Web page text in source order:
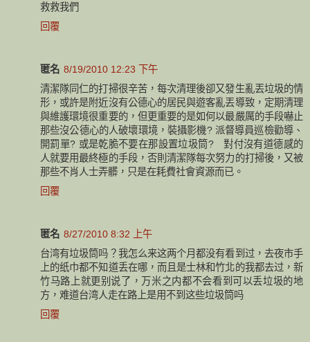
救救我們
回覆
匿名 8/19/2010 12:23 下午
清潔隊同仁的打掃很辛苦，每次清理後卻又發生亂丟垃圾的情
形，或許是附近沒有公德心的居民與遊客亂丟導致，定期清理
與維護環境很重要的，但更重要的是如何以最嚴厲的手段嚇止
那些沒公德心的人破壞環境，裝攝影機? 派督導員巡檢勸導、
開罰單? 或是乾脆不要在那設置垃圾筒? 對付沒有道德感的
人就要用最終極的手段，否則清潔隊每次努力的打掃後，又被
那些不肖人士弄髒，只是在耗費社會資源而已。
回覆
匿名 8/27/2010 8:32 上午
台湾有垃圾筒吗？我怎么来这两个月都没有看到过，去夜市手
上的纸巾都不知道丢在哪，而且是士林和竹北的我都去过，新
竹马路上就更别说了，万米之内都不会看到可以丢垃圾的地
方，难道台湾人走在路上是用不到这些垃圾筒吗
回覆